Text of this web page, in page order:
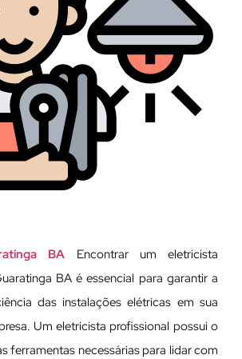
BA Encontrar um eletricista
BA é essencial para garantir a
das instalações elétricas em sua
Um eletricista profissional possui o
ferramentas necessárias para lidar com